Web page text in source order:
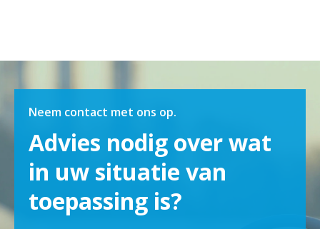
Neem contact met ons op.
Advies nodig over wat
in uw situatie van
toepassing is?